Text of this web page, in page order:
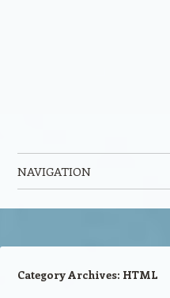
NAVIGATION
Category Archives: HTML